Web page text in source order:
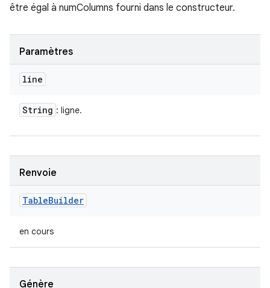
être égal à numColumns fourni dans le constructeur.
Paramètres
line
String : ligne.
Renvoie
TableBuilder
en cours
Génère